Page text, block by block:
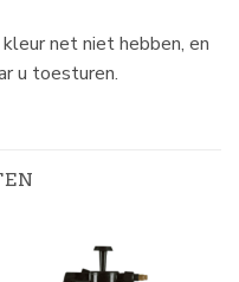
net niet hebben, en
u toesturen.